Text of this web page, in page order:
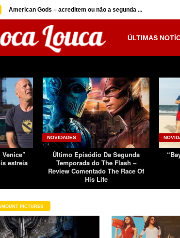
American Gods – acreditem ou não a segunda ...
ÚLTIMAS
estreia
NOVIDADES
Último Episódio Da Segunda
Temporada do The Flash –
Review Comentado The Race Of
His Life
PICTURES